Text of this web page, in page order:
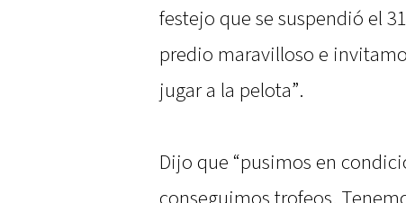
festejo que se suspendió el
predio maravilloso e
jugar a la pelota”.
Dijo que “pusimos en